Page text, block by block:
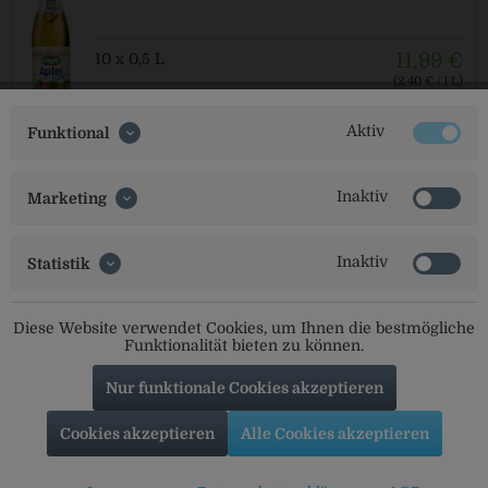
10 x 0,5 L 11,99 €
(2,40 € / 1 L)
(2,40 € / 1 L)
MEHRWEG zzgl. Pfand: 2,30 € *
Funktional Aktiv
Marketing Inaktiv
Statistik Inaktiv
Diese Website verwendet Cookies, um Ihnen die bestmögliche
Funktionalität bieten zu können.
Nur funktionale Cookies akzeptieren
Cookies akzeptieren Alle Cookies akzeptieren